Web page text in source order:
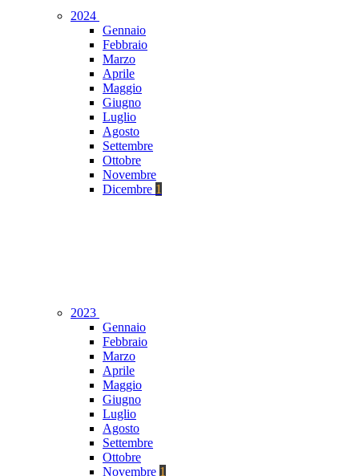
2024
Gennaio
Febbraio
Marzo
Aprile
Maggio
Giugno
Luglio
Agosto
Settembre
Ottobre
Novembre
Dicembre 1
2023
Gennaio
Febbraio
Marzo
Aprile
Maggio
Giugno
Luglio
Agosto
Settembre
Ottobre
Novembre 1